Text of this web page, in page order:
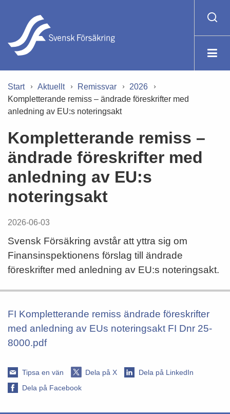
Start Aktuellt Remissvar
2026
Kompletterande remiss – ändrade föreskrifter med
anledning av EU:s noteringsakt
Kompletterande remiss –
ändrade föreskrifter med
anledning av EU:s
noteringsakt
2026-06-03
Svensk Försäkring avstår att yttra sig om
Finansinspektionens förslag till ändrade
föreskrifter med anledning av EU:s noteringsakt.
FI Kompletterande remiss ändrade föreskrifter
med anledning av EUs noteringsakt FI Dnr 25-
8000.pdf
Tipsa en vän Dela på X
Dela på LinkedIn
Dela på Facebook